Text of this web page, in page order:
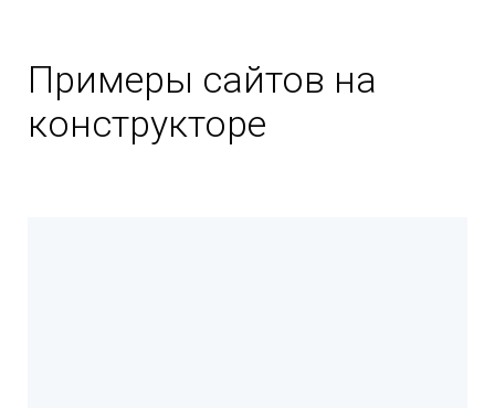
Примеры сайтов на
конструкторе